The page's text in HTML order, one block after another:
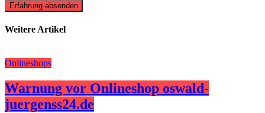
Erfahrung absenden
Weitere Artikel
Onlineshops
Warnung vor Onlineshop oswald-
juergenss24.de